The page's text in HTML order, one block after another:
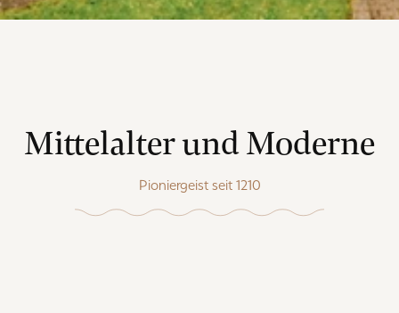
Mittelalter und Moderne
Pioniergeist seit 1210